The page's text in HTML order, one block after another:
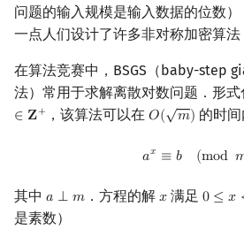
霍夫曼树
图的匹配
矩阵树定理
最大团搜索算法
支配树
问题的输入规模是输入数据的位数
一点人们设计了许多非对称加密算法
在算法竞赛中，BSGS（baby-step
法）常用于求解离散对数问题．形
∈ 𝐙+ ，该算法可以在𝑂(
√
𝑚)
O(m) 的时
𝑎𝑥 ≡ 𝑏 (mod
ax ≡b modm )
其中 𝑎 ⟂ 𝑚
a ⟂m ．方程的解 𝑥
x满足 0 ≤ 𝑥
0 ≤x <m
是素数）